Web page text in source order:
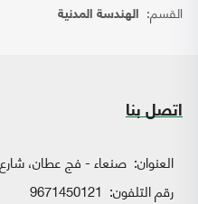
القسم: الهندسة المدنية
اتصل بنا
العنوان: صنعاء - فج عطان،
رقم التلفون: 9671450121